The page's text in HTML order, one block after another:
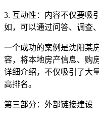
3. 互动性：内容不仅要吸
如，可以通过问答、调查
一个成功的案例是沈阳某
容，将本地房产信息、购
详细介绍，不仅吸引了大
高排名。
第三部分：外部链接建设